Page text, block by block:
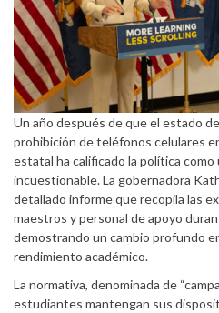
Un año después de que el estado
prohibición de teléfonos celulares
estatal ha calificado la política
incuestionable. La gobernadora
detallado informe que recopila las
maestros y personal de apoyo
demostrando un cambio profundo
rendimiento académico.
La normativa, denominada de
estudiantes mantengan sus